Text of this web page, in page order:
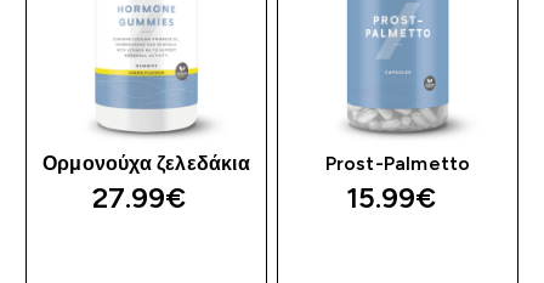
Ορμονούχα ζελεδάκια
27.99€‎
Prost-Palmetto
15.99€‎